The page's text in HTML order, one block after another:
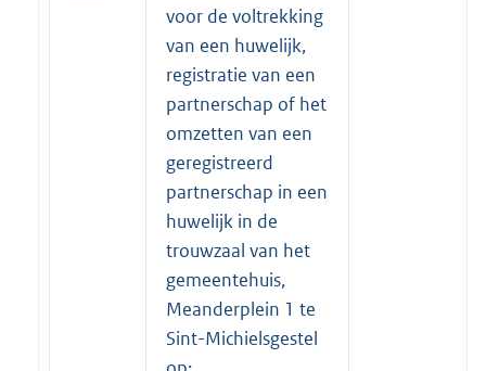
voor de voltrekking
van een huwelijk,
registratie van een
partnerschap of het
omzetten van een
geregistreerd
partnerschap in een
huwelijk in de
trouwzaal van het
gemeentehuis,
Meanderplein 1 te
Sint-Michielsgestel